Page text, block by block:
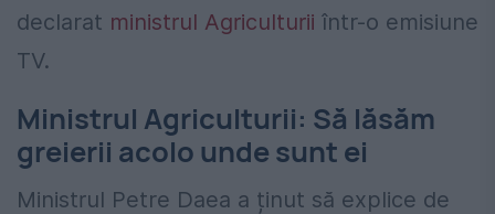
declarat ministrul Agriculturii într-o emisiune
TV.
Ministrul Agriculturii: Să lăsăm
greierii acolo unde sunt ei
Ministrul Petre Daea a ținut să explice de